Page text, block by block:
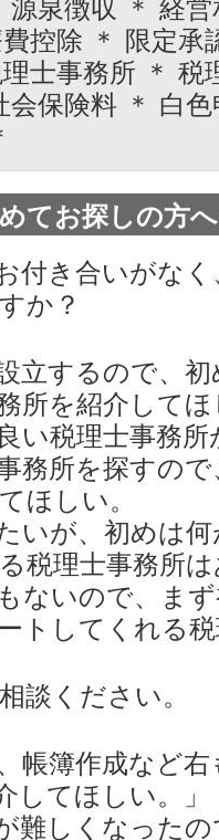
源泉徴収 ＊ 経
控除 ＊ 限定承
士事務所 ＊ 税
会保険料 ＊ 白
てお探しの方へ
付き合いがな
か？
立するので、
所を紹介して
い税理士事務
務所を探すの
ほしい。
いが、初めは
税理士事務所
ないので、ま
トしてくれる
談ください。
帳簿作成など
してほしい。」
難しくなった